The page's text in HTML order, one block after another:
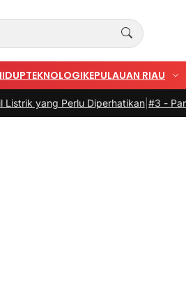
TEKNOLOGIKEPULAUAN RIAU
Perlu Diperhatikan|#3 -Panduan